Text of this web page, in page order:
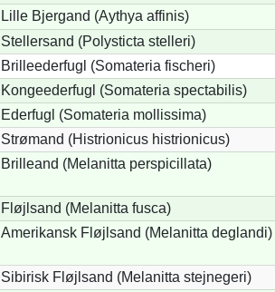
Lille Bjergand (Aythya affinis)
Stellersand (Polysticta stelleri)
Brilleederfugl (Somateria fischeri)
Kongeederfugl (Somateria spectabilis)
Ederfugl (Somateria mollissima)
Strømand (Histrionicus histrionicus)
Brilleand (Melanitta perspicillata)
Fløjlsand (Melanitta fusca)
Amerikansk Fløjlsand (Melanitta deglandi)
Sibirisk Fløjlsand (Melanitta stejnegeri)